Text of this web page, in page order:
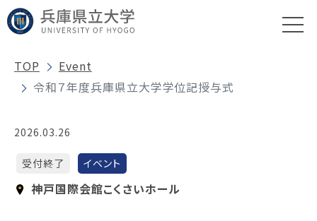
TOP
Event
令和７年度兵庫県立大学学位記授与式
2026.03.26
受付終了 イベント
神戸国際会館こくさいホール